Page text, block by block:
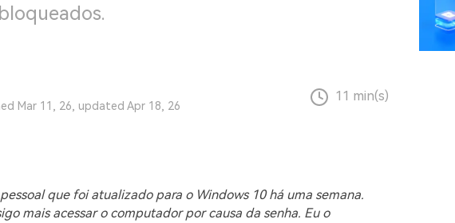
Mar 11, 26, updated Apr 18, 26
11 min(s)
que foi atualizado para o Windows 10 há uma semana.
mais acessar o computador por causa da senha. Eu o